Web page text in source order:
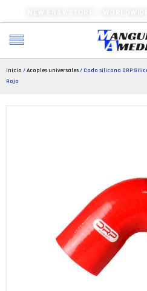
NEW EBAY STORE –
Inicio /Acoples universales/ Codo silicona DRP
Rojo